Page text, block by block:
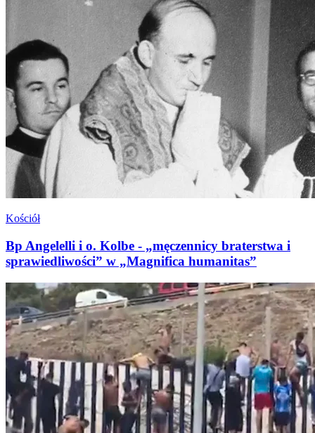
Kościół
Bp Angelelli i o. Kolbe - „męczennicy braterstwa i
sprawiedliwości” w „Magnifica humanitas”